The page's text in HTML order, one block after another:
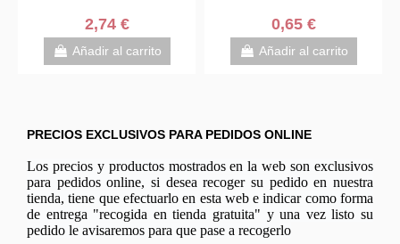
Añadir al carrito Añadir al carrito
PRECIOS EXCLUSIVOS PARA PEDIDOS ONLINE
Los precios y productos mostrados en la web son exclusivos
para pedidos online, si desea recoger su pedido en nuestra
tienda, tiene que efectuarlo en esta web e indicar como forma
de entrega "recogida en tienda gratuita" y una vez listo su
pedido le avisaremos para que pase a recogerlo